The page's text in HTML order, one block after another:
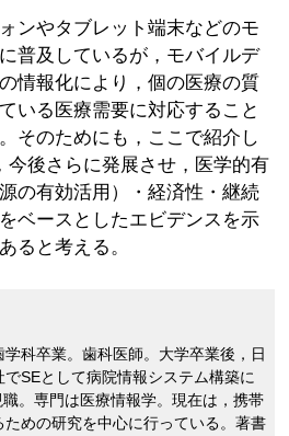
ンやタブレット端末などのモ
普及しているが，モバイルデ
情報化により，個の医療の質
いる医療需要に対応すること
そのためにも，ここで紹介し
今後さらに発展させ，医学的有
の有効活用）・経済性・継続
ベースとしたエビデンスを示
ると考える。
科卒業。歯科医師。大学卒業後，日
SEとして病院情報システム構築に
。専門は医療情報学。現在は，携帯
めの研究を中心に行っている。著書